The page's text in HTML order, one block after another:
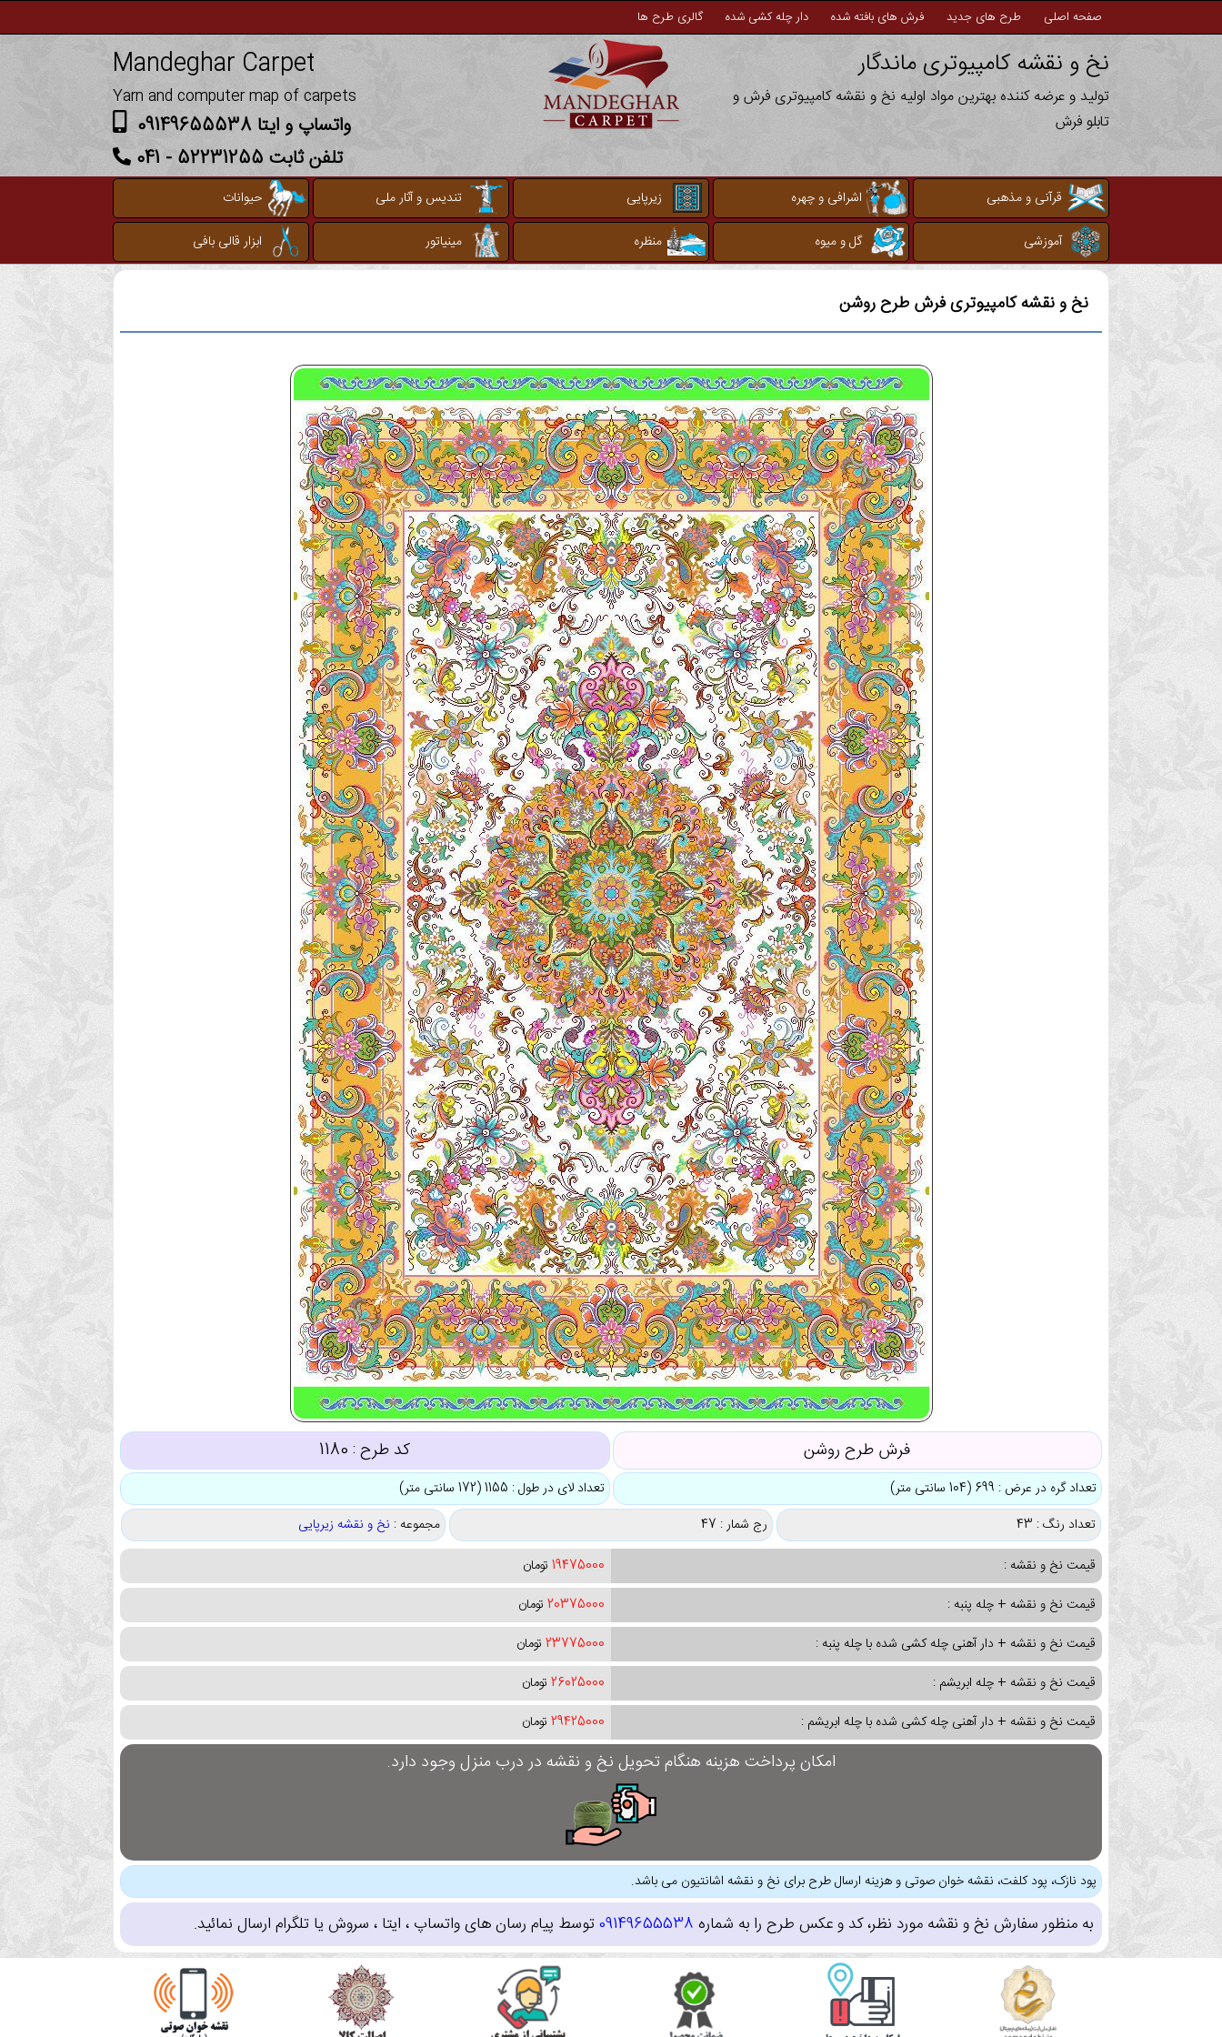
صفحه اصلی طرح های جدید فرش های بافته شده دار چله کشی شده گالری طرح ها
نخ و نقشه کامپیوتری ماندگار
تولید و عرضه کننده بهترین مواد اولیه نخ و نقشه کامپیوتری فرش و
تابلو فرش
Mandeghar Carpet
Yarn and computer map of carpets
واتساپ و ایتا 09149655538
تلفن ثابت 52231255 - 041
قرآنی و مذهبی اشرافی و چهره زیرپایی تندیس و آثار ملی
حیوانات
آموزشی
گل و میوه منظره مینیاتور ابزار قالی بافی
نخ و نقشه کامپیوتریفرش طرح روشن
فرش طرح روشن کد طرح : 1180
تعداد گره در عرض : 699 (104 سانتی متر)
تعداد لای در طول : 1155 (172 سانتی متر)
تعداد رنگ : 43
رج شمار : 47 مجموعه : نخ و نقشه زیرپایی
قیمت نخ و نقشه :
19475000 تومان
قیمت نخ و نقشه + چله پنبه :
20375000 تومان
قیمت نخ و نقشه + دار آهنی چله کشی شده با چله پنبه :
23775000 تومان
قیمت نخ و نقشه + چله ابریشم :
26025000 تومان
قیمت نخ و نقشه + دار آهنی چله کشی شده با چله ابریشم :
29425000 تومان
امکان پرداخت هزینه هنگام تحویل نخ و نقشه در درب منزل وجود دارد.
پود نازک، پود کلفت، نقشه خوان صوتی و هزینه ارسال طرح برای نخ و نقشه اشانتیون می باشد.
به منظور سفارش نخ و نقشه مورد نظر، کد و عکس طرح را به شماره 09149655538توسط پیام رسان های واتساپ ، ایتا ، سروش یا تلگرام ارسال نمائید.